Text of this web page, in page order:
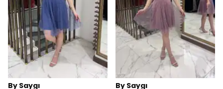
By Saygı By Saygı